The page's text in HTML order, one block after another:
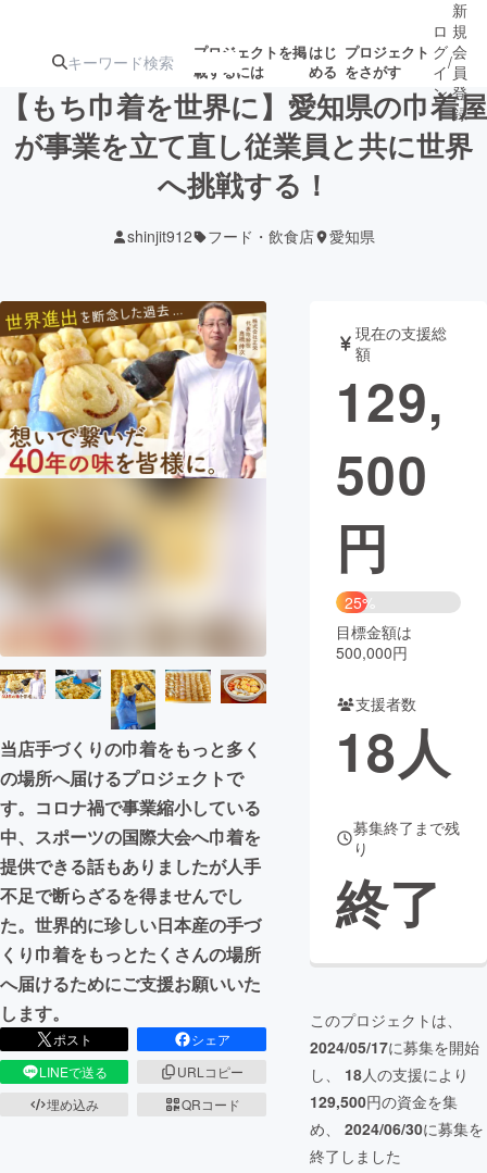
プロジェクトを掲
載するには
はじ
める
プロジェクト
をさがす
注目の新着プロ募集終了が近いプ
テクノロジー・ガジェット
映像・映画 書籍・雑誌
ビジネス・起業 チャレンジ
まちづくり・地域活性化
CAMPFIRE for Social Good
CAMPFIRE Creation
CAMPFIREふるさと納税
コミュニティ
ロ
グ
イ
ン
/
新
規
会
員
登
録
【もち巾着を世界に】愛知県の巾着屋
が事業を立て直し従業員と共に世界
へ挑戦する！
shinjit912 フード・飲食店 愛知県
当店手づくりの巾着をもっと多く
の場所へ届けるプロジェクトで
す。コロナ禍で事業縮小している
中、スポーツの国際大会へ巾着を
提供できる話もありましたが人手
不足で断らざるを得ませんでし
た。世界的に珍しい日本産の手づ
くり巾着をもっとたくさんの場所
へ届けるためにご支援お願いいた
します。
ポスト
シェア
LINEで送る
URLコピー
埋め込み
QRコード
現在の支援総
額
129,
500
円
25%
目標金額は
500,000円
支援者数
18人
募集終了まで残
り
終了
このプロジェクトは、
2024/05/17に募集を開始
し、 18人の支援により
129,500円の資金を集
め、 2024/06/30に募集を
終了しました